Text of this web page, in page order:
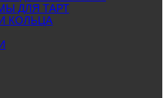
ДЛЯ ТАРТ
КОЛЬЦА